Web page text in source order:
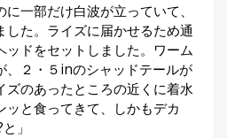
に一部だけ白波が立っていて、
た。ライズに届かせるため通
ッドをセットしました。ワーム
、２・５inのシャッドテールが
ズのあったところの近くに着水
ッと食ってきて、しかもデカ
」